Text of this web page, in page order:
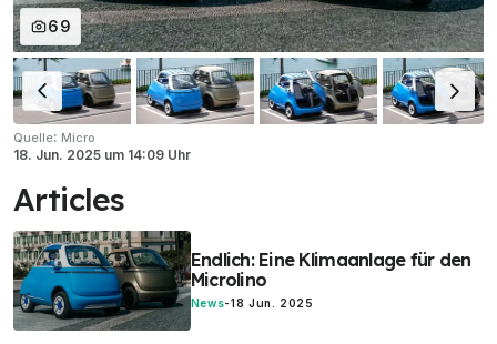
69
Quelle: Micro
18. Jun. 2025 um 14:09 Uhr
Articles
Endlich: Eine Klimaanlage für den
Microlino
News-18 Jun. 2025